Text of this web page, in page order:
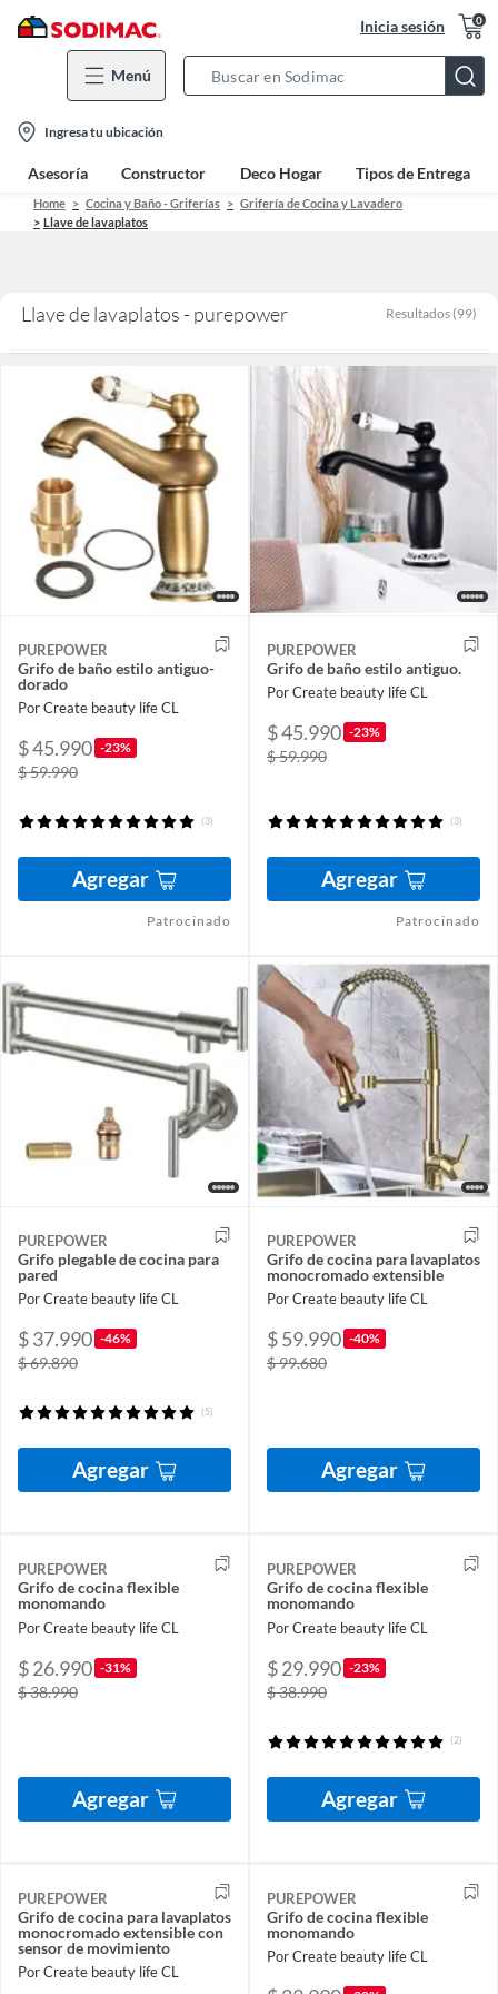
Inicia sesión 0
Menú
Bar
location-
icon
Ingresa tu ubicación
Asesoría Constructor Deco Hogar Tipos de Entrega
Home Cocina y Baño - Griferías
Grifería de Cocina y Lavadero
Llave de lavaplatos
Llave de lavaplatos - purepower Resultados (99)
PUREPOWER
Grifo de baño estilo antiguo-
dorado
Por Create beauty life CL
$ 45.990 -23%
$ 59.990
(3)
Agregar
Patrocinado
PUREPOWER
Grifo de baño estilo antiguo.
Por Create beauty life CL
$ 45.990 -23%
$ 59.990
(3)
Agregar
Patrocinado
PUREPOWER
Grifo plegable de cocina para
pared
Por Create beauty life CL
$ 37.990 -46%
$ 69.890
(5)
Agregar
PUREPOWER
Grifo de cocina para lavaplatos
monocromado extensible
Por Create beauty life CL
$ 59.990 -40%
$ 99.680
Agregar
PUREPOWER
Grifo de cocina flexible
monomando
Por Create beauty life CL
$ 26.990 -31%
$ 38.990
Agregar
PUREPOWER
Grifo de cocina flexible
monomando
Por Create beauty life CL
$ 29.990 -23%
$ 38.990
(2)
Agregar
PUREPOWER
Grifo de cocina para lavaplatos
monocromado extensible con
sensor de movimiento
Por Create beauty life CL
PUREPOWER
Grifo de cocina flexible
monomando
Por Create beauty life CL